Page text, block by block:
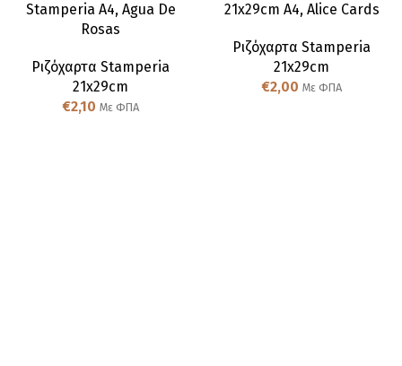
Stamperia A4, Agua De
Rosas
Ριζόχαρτα Stamperia
21x29cm
€2,10 Με ΦΠΑ
21x29cm A4, Alice Cards
Ριζόχαρτα Stamperia
21x29cm
€2,00 Με ΦΠΑ